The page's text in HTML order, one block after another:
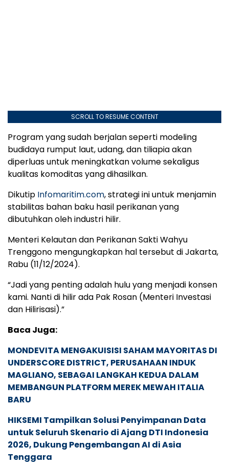
SCROLL TO RESUME CONTENT
Program yang sudah berjalan seperti modeling
budidaya rumput laut, udang, dan tiliapia akan
diperluas untuk meningkatkan volume sekaligus
kualitas komoditas yang dihasilkan.
Dikutip Infomaritim.com, strategi ini untuk menjamin
stabilitas bahan baku hasil perikanan yang
dibutuhkan oleh industri hilir.
Menteri Kelautan dan Perikanan Sakti Wahyu
Trenggono mengungkapkan hal tersebut di Jakarta,
Rabu (11/12/2024).
“Jadi yang penting adalah hulu yang menjadi konsen
kami. Nanti di hilir ada Pak Rosan (Menteri Investasi
dan Hilirisasi).”
Baca Juga:
MONDEVITA MENGAKUISISI SAHAM MAYORITAS DI
UNDERSCORE DISTRICT, PERUSAHAAN INDUK
MAGLIANO, SEBAGAI LANGKAH KEDUA DALAM
MEMBANGUN PLATFORM MEREK MEWAH ITALIA
BARU
HIKSEMI Tampilkan Solusi Penyimpanan Data
untuk Seluruh Skenario di Ajang DTI Indonesia
2026, Dukung Pengembangan AI di Asia
Tenggara